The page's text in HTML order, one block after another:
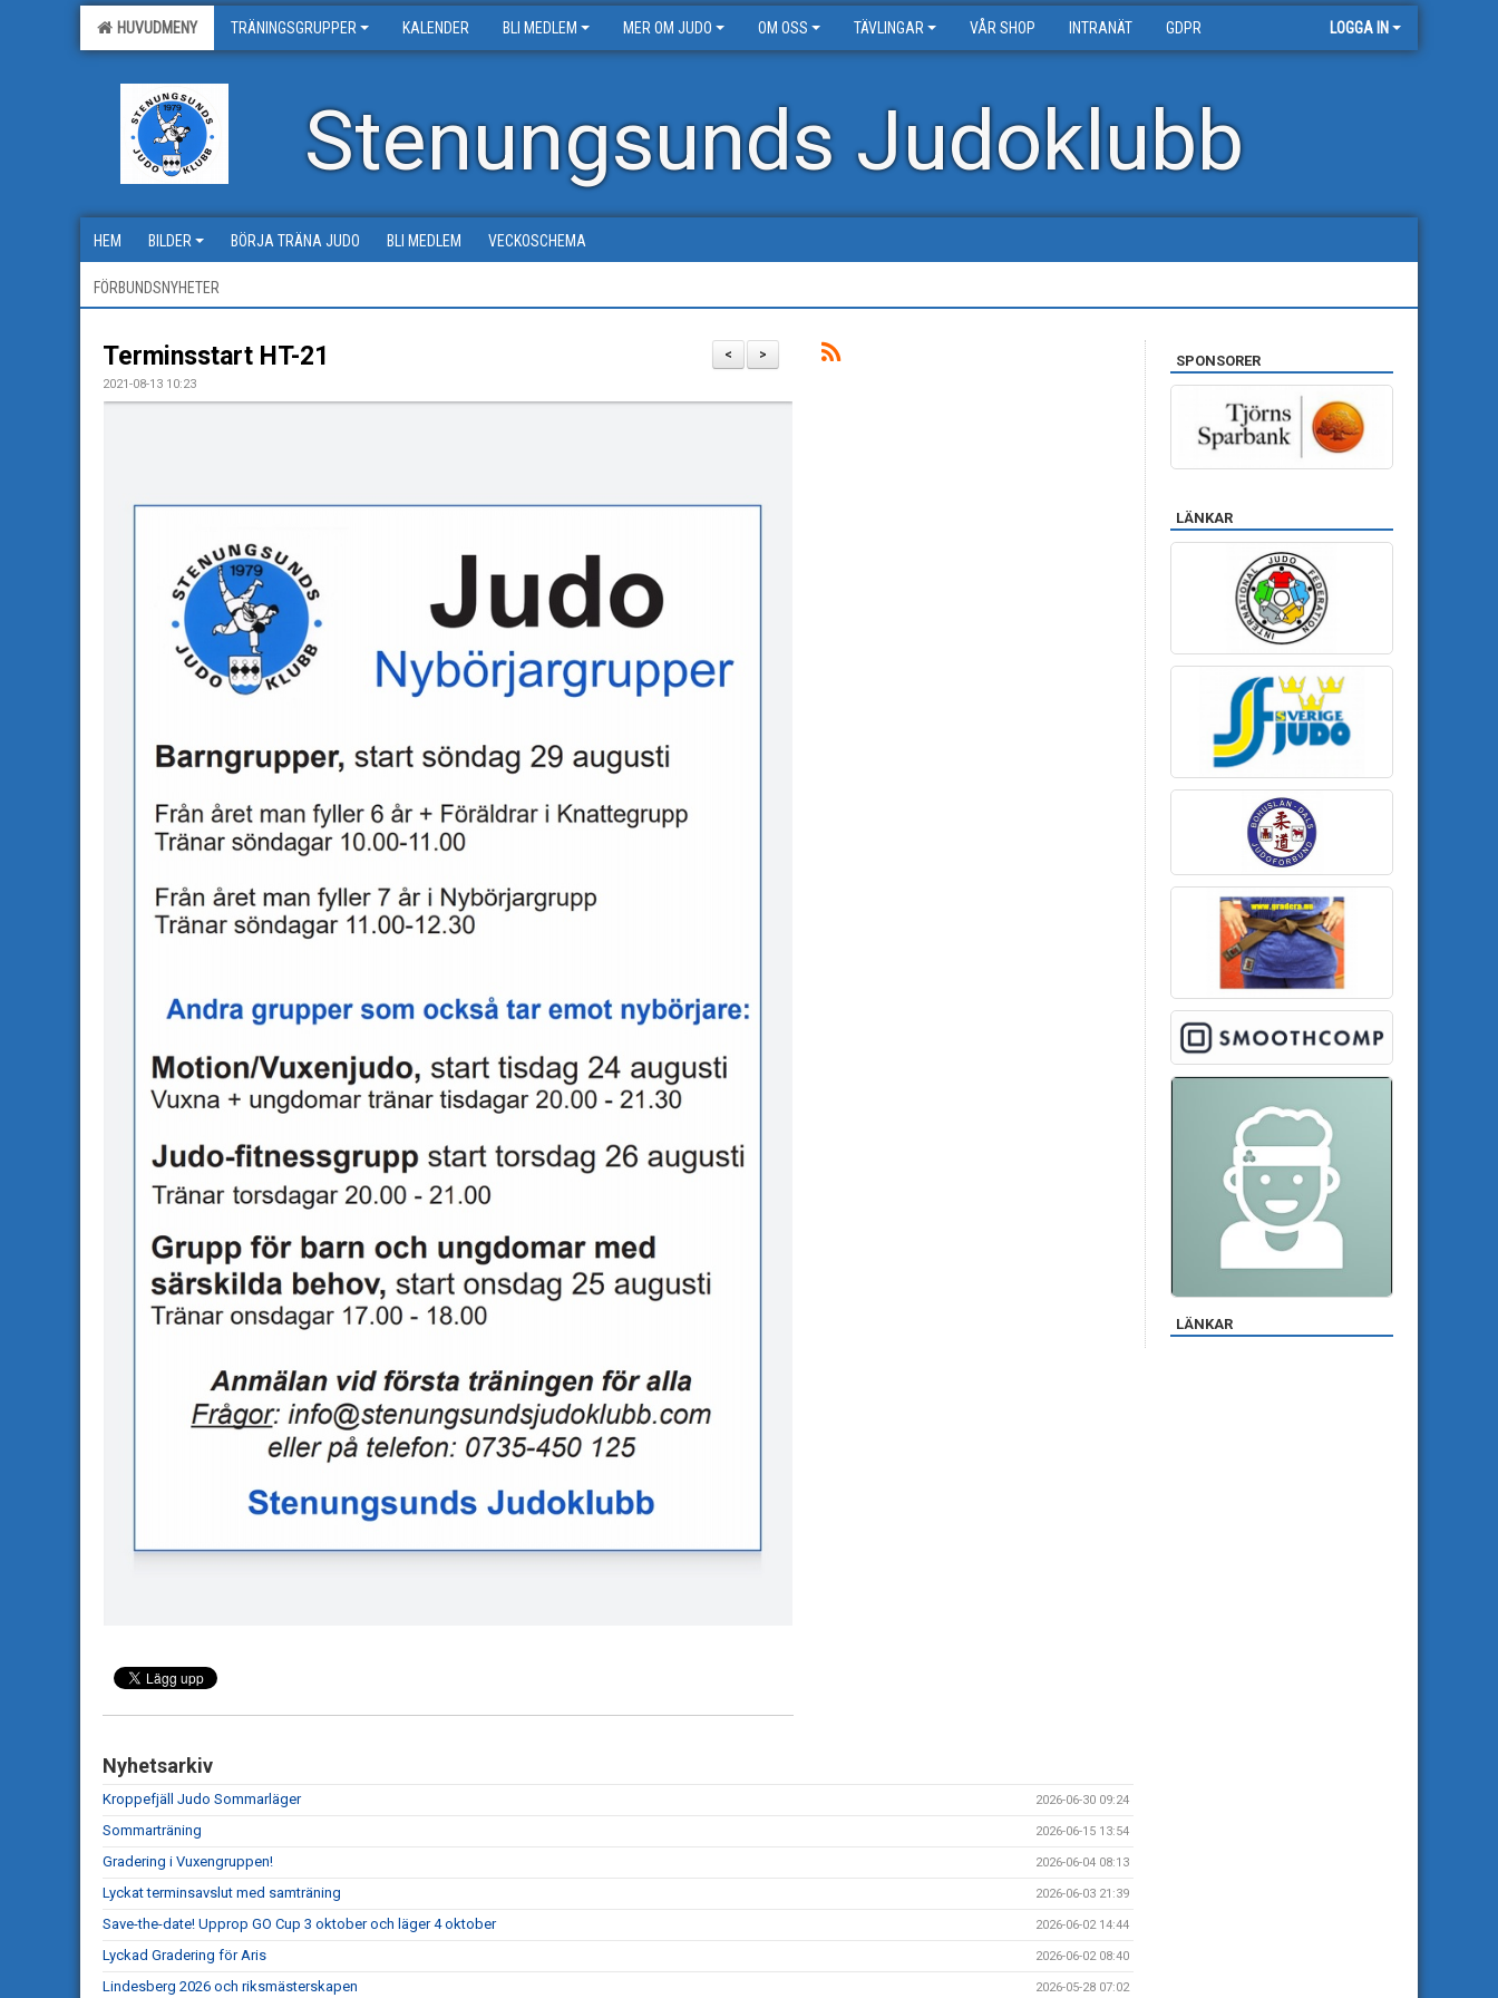
HUVUDMENY TRÄNINGSGRUPPER KALENDER BLI MEDLEM MER OM JUDO OM OSS TÄVLINGAR VÅR SHOP INTRANÄT GDPR LOGGA IN
Stenungsunds Judoklubb
HEM BILDER BÖRJA TRÄNA JUDO BLI MEDLEM VECKOSCHEMA
FÖRBUNDSNYHETER
>
<
Terminsstart HT-21
2021-08-13 10:23
Nyhetsarkiv
Kroppefjäll Judo Sommarläger 2026-06-30 09:24
Sommarträning 2026-06-15 13:54
Gradering i Vuxengruppen! 2026-06-04 08:13
Lyckat terminsavslut med samträning 2026-06-03 21:39
Save-the-date! Upprop GO Cup 3 oktober och läger 4 oktober 2026-06-02 14:44
Lyckad Gradering för Aris 2026-06-02 08:40
Lindesberg 2026 och riksmästerskapen 2026-05-28 07:02
SPONSORER
LÄNKAR
LÄNKAR